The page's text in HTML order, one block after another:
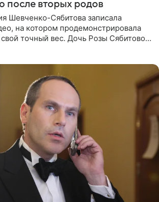
после вторых родов
Шевченко-Сябитова записала
на котором продемонстрировала
точный вес. Дочь Розы Сябитовой